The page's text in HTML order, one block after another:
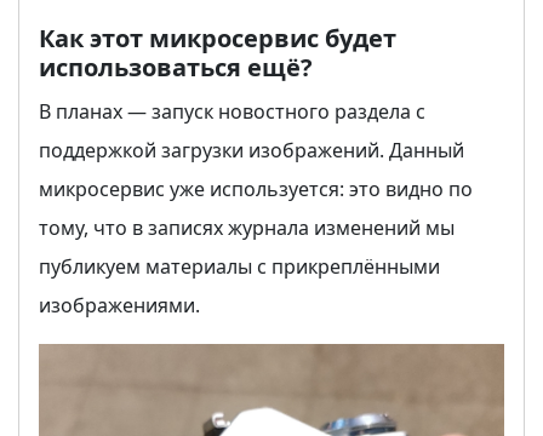
Как этот микросервис будет
использоваться ещё?
В планах — запуск новостного раздела с
поддержкой загрузки изображений. Данный
микросервис уже используется: это видно по
тому, что в записях журнала изменений мы
публикуем материалы с прикреплёнными
изображениями.